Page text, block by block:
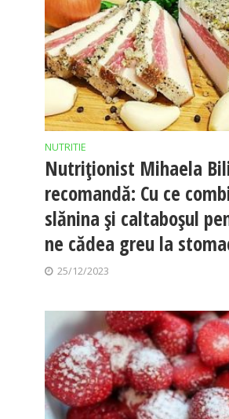
NUTRITIE
Nutriționist Mihaela
recomandă: Cu ce
slănina și caltaboșul
ne cădea greu la
25/12/2023